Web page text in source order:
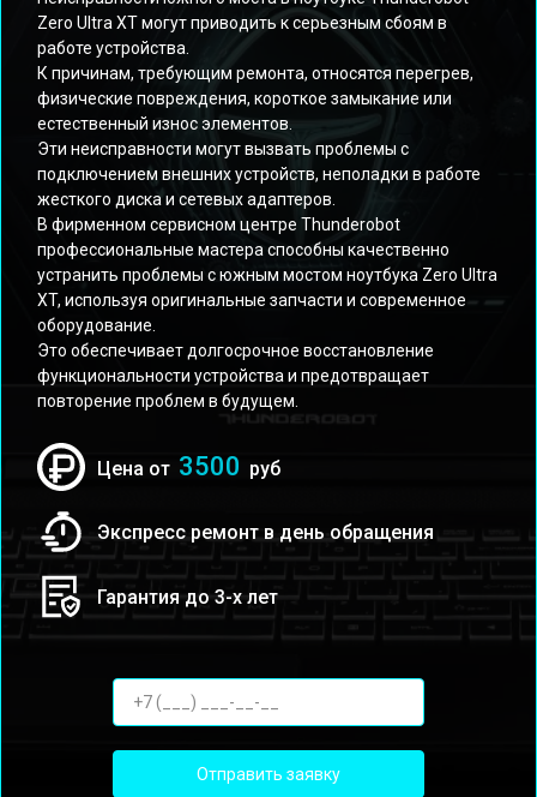
Zero Ultra XT могут приводить к серьезным сбоям в
работе устройства.
К причинам, требующим ремонта, относятся перегрев,
физические повреждения, короткое замыкание или
естественный износ элементов.
Эти неисправности могут вызвать проблемы с
подключением внешних устройств, неполадки в работе
жесткого диска и сетевых адаптеров.
В фирменном сервисном центре Thunderobot
профессиональные мастера способны качественно
устранить проблемы с южным мостом ноутбука Zero Ultra
XT, используя оригинальные запчасти и современное
оборудование.
Это обеспечивает долгосрочное восстановление
функциональности устройства и предотвращает
повторение проблем в будущем.
Цена от 3500 руб
Экспресс ремонт в день обращения
Гарантия до 3-х лет
Отправить заявку